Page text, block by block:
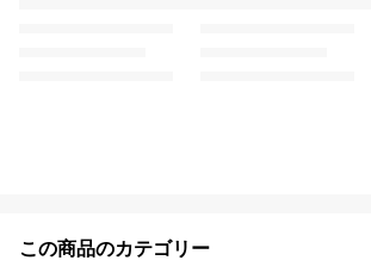
この商品のカテゴリー